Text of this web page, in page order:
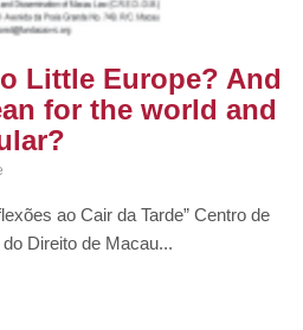
Little Europe? And
for the world and
ao Cair da Tarde” Centro de
Direito de Macau...